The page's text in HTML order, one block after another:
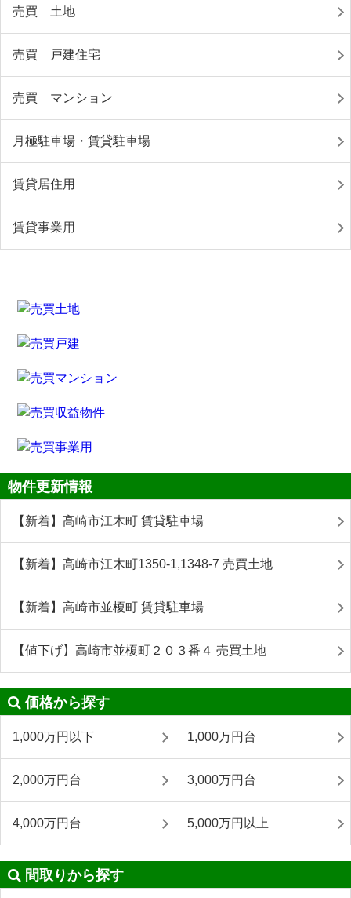
売買 土地
売買 戸建住宅
売買 マンション
月極駐車場・賃貸駐車場
賃貸居住用
賃貸事業用
物件更新情報
【新着】高崎市江木町 賃貸駐車場
【新着】高崎市江木町1350-1,1348-7 売買土地
【新着】高崎市並榎町 賃貸駐車場
【値下げ】高崎市並榎町２０３番４ 売買土地
価格から探す
1,000万円以下 1,000万円台
2,000万円台 3,000万円台
4,000万円台 5,000万円以上
間取りから探す